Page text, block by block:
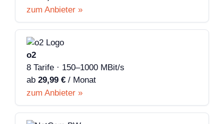
zum Anbieter »
o2
8 Tarife · 150–1000 MBit/s
ab 29,99 € / Monat
zum Anbieter »